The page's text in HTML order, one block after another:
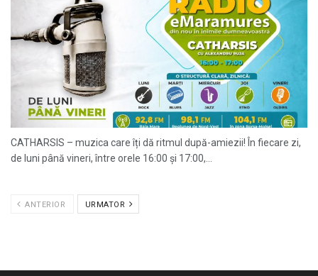
CATHARSIS – muzica care îți dă ritmul după-amiezii! În fiecare zi,
de luni până vineri, între orele 16:00 și 17:00,...
ANTERIOR URMATOR